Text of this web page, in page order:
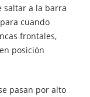
saltar a la barra
cuando
frontales,
posición
pasan por alto